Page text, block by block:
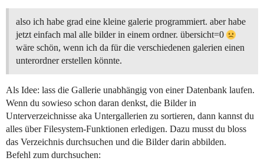
also ich habe grad eine kleine galerie programmiert. aber habe
jetzt einfach mal alle bilder in einem ordner. übersicht=0
wäre schön, wenn ich da für die verschiedenen galerien einen
unterordner erstellen könnte.
Als Idee: lass die Gallerie unabhängig von einer Datenbank laufen.
Wenn du sowieso schon daran denkst, die Bilder in
Unterverzeichnisse aka Untergallerien zu sortieren, dann kannst du
alles über Filesystem-Funktionen erledigen. Dazu musst du bloss
das Verzeichnis durchsuchen und die Bilder darin abbilden.
Befehl zum durchsuchen: